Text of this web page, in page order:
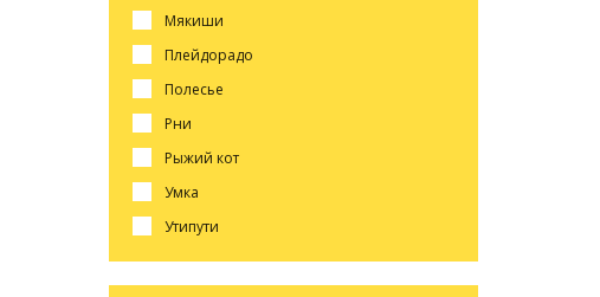
мякиши
плейдорадо
полесье
рни
рыжий кот
умка
утипути